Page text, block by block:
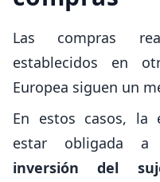
Las compras
establecidos en
Europea siguen un
En estos casos, la
estar obligada a
inversión del